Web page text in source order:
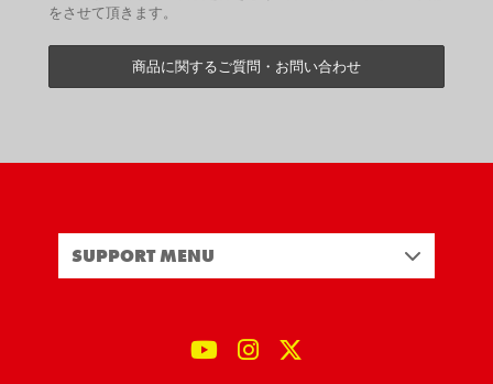
をさせて頂きます。
商品に関するご質問・お問い合わせ
SUPPORT MENU